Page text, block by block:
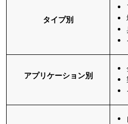
タイプ別
アプリケーション別